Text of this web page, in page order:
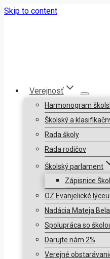
Skip to content
Verejnosť
Harmonogram
Školský a
Rada školy
Rada rodičov
Školský parlament
Zápisnice
OZ Evanjelické
Nadácia Mateja Bela
Spolupráca so
Darujte nám 2%
Verejné